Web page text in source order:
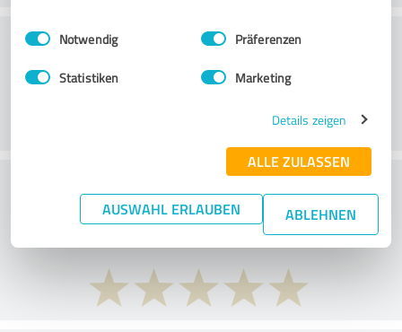
Impressum Datenschutzbestimmungen
Einwilligungsauswahl
Notwendig Präferenzen
Statistiken Marketing
Details zeigen
ALLE ZULASSEN
AUSWAHL ERLAUBEN ABLEHNEN
Kundenservice
Wie beurteilen Sie das
Preis-/Leistungsverhältnis?